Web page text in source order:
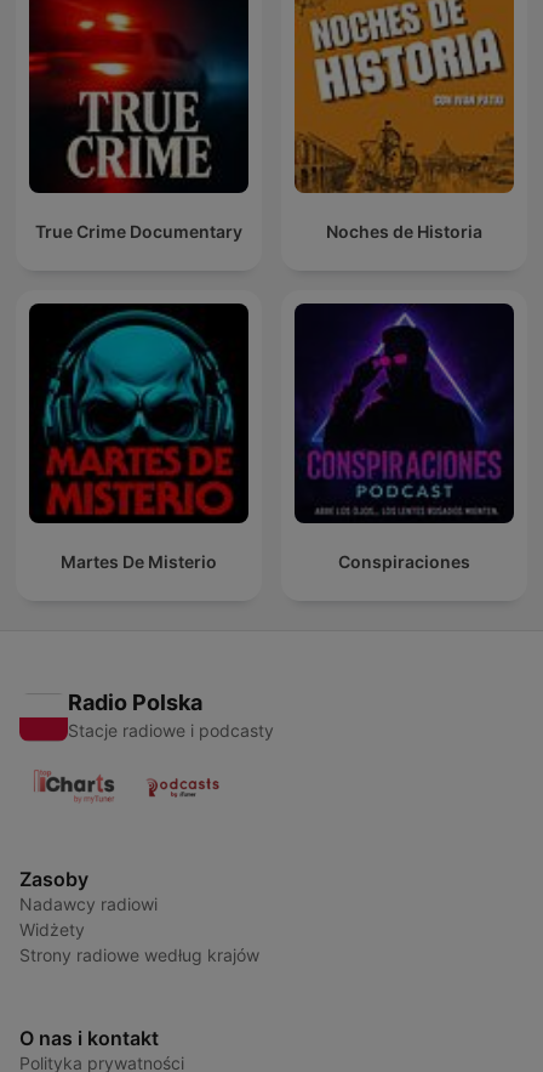
True Crime Documentary Noches de Historia
Martes De Misterio Conspiraciones
Radio Polska
Stacje radiowe i podcasty
Zasoby
Nadawcy radiowi
Widżety
Strony radiowe według krajów
O nas i kontakt
Polityka prywatności